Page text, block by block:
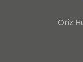
Oriz